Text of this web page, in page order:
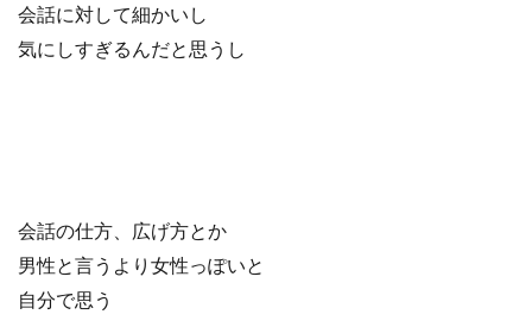
会話に対して細かいし
気にしすぎるんだと思うし
会話の仕方、広げ方とか
男性と言うより女性っぽいと
自分で思う